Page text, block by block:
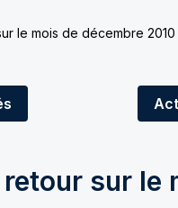
le mois de décembre 2010
sur le